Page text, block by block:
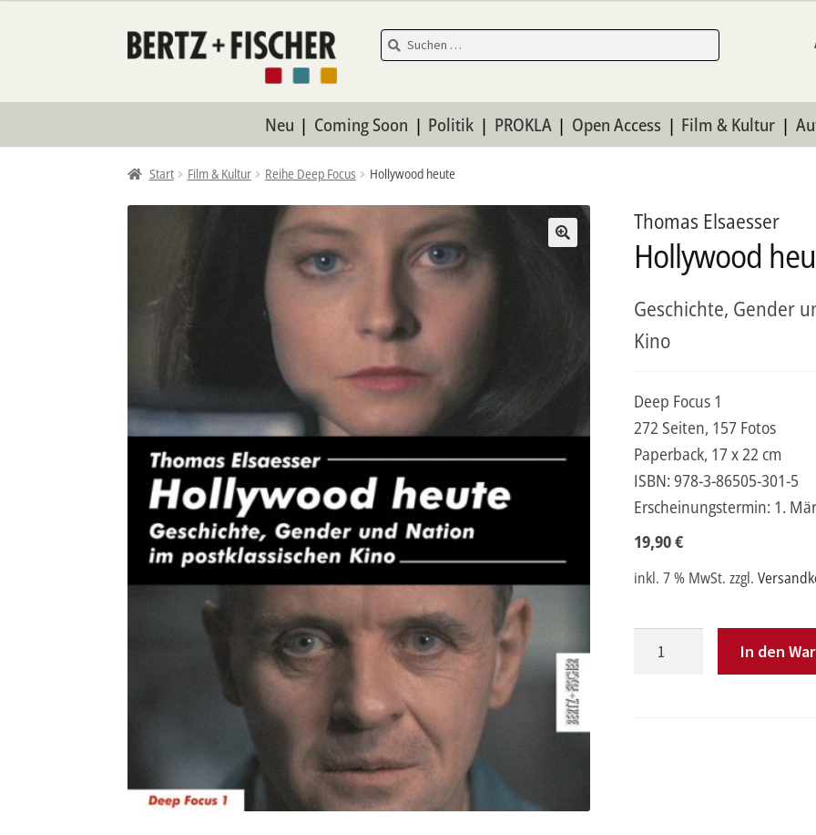
Zur
Navigation
Zum
Inhalt
Suchen
nach:
Suchen
Neu Coming Soon Politik PROKLA Open Access Film & Kultur
Start Film & Kultur Reihe Deep Focus Hollywood heute
Thomas Elsaesser
Hollywood
Geschichte, Gender
Kino
Deep Focus 1
272 Seiten, 157 Fotos
Paperback, 17 x 22 cm
ISBN: 978-3-86505-301-5
Erscheinungstermin: 1.
19,90€
inkl. 7 % MwSt. zzgl.
In den